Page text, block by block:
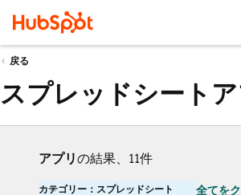
戻る
スプレッドシートア
アプリの結果、11件
カテゴリー：スプレッドシート 全てを